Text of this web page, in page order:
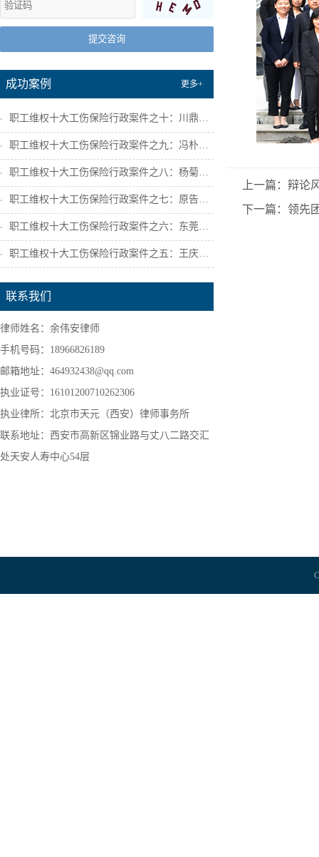
提交咨询
成功案例 更多+
职工维权十大工伤保险行政案件之十：川鼎瑞...
职工维权十大工伤保险行政案件之九：冯朴诉...
职工维权十大工伤保险行政案件之八：杨菊芳...
职工维权十大工伤保险行政案件之七：原告陕...
职工维权十大工伤保险行政案件之六：东莞市...
职工维权十大工伤保险行政案件之五：王庆宁...
联系我们
律师姓名：余伟安律师
手机号码：18966826189
邮箱地址：464932438@qq.com
执业证号：16101200710262306
执业律所：北京市天元（西安）律师事务所
联系地址：西安市高新区锦业路与丈八二路交汇
处天安人寿中心54层
上一篇：辩论
下一篇：领先